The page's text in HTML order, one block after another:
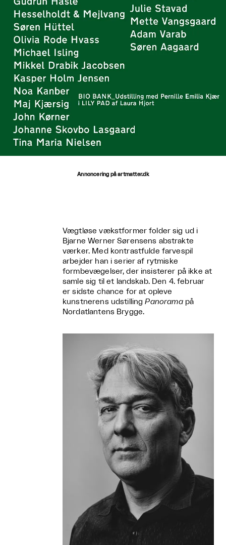
Annoncering på artmatter.dk
Vægtløse vækstformer folder sig ud i
Bjarne Werner Sørensens abstrakte
værker. Med kontrastfulde farvespil
arbejder han i serier af rytmiske
formbevægelser, der insisterer på ikke at
samle sig til et landskab. Den 4. februar
er sidste chance for at opleve
kunstnerens udstillingPanoramapå
Nordatlantens Brygge.